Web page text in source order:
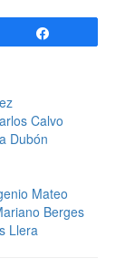
Calvo
Dubón
Mateo
Berges
Llera